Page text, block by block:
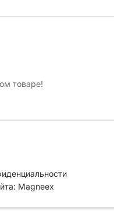
товаре!
Magneex